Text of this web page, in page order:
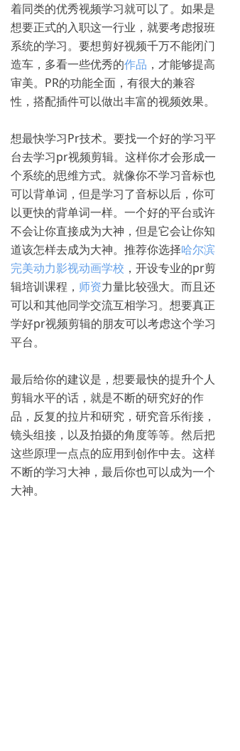
着同类的优秀视频学习就可以了。如果是
想要正式的入职这一行业，就要考虑报班
系统的学习。要想剪好视频千万不能闭门
造车，多看一些优秀的作品 ，才能够提高
审美。PR的功能全面，有很大的兼容
性，搭配插件可以做出丰富的视频效果。
想最快学习Pr技术。要找一个好的学习平
台去学习pr视频剪辑。这样你才会形成一
个系统的思维方式。就像你不学习音标也
可以背单词，但是学习了音标以后，你可
以更快的背单词一样。一个好的平台或许
不会让你直接成为大神，但是它会让你知
道该怎样去成为大神。推荐你选择哈尔滨
完美动力影视动画学校 ，开设专业的pr剪
辑培训课程， 师资力量比较强大。而且还
可以和其他同学交流互相学习。想要真正
学好pr视频剪辑的朋友可以考虑这个学习
平台。
最后给你的建议是，想要最快的提升个人
剪辑水平的话，就是不断的研究好的作
品，反复的拉片和研究，研究音乐衔接，
镜头组接，以及拍摄的角度等等。然后把
这些原理一点点的应用到创作中去。这样
不断的学习大神，最后你也可以成为一个
大神。